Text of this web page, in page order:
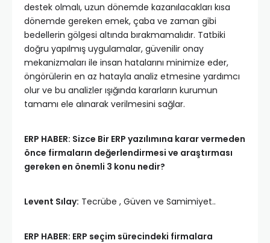
destek olmalı, uzun dönemde kazanılacakları kısa
dönemde gereken emek, çaba ve zaman gibi
bedellerin gölgesi altında bırakmamalıdır. Tatbiki
doğru yapılmış uygulamalar, güvenilir onay
mekanizmaları ile insan hatalarını minimize eder,
öngörülerin en az hatayla analiz etmesine yardımcı
olur ve bu analizler ışığında kararların kurumun
tamamı ele alınarak verilmesini sağlar.
ERP HABER: Sizce Bir ERP yazılımına karar vermeden
önce firmaların değerlendirmesi ve araştırması
gereken en önemli 3 konu nedir?
Levent Sılay: Tecrübe , Güven ve Samimiyet..
ERP HABER: ERP seçim sürecindeki firmalara